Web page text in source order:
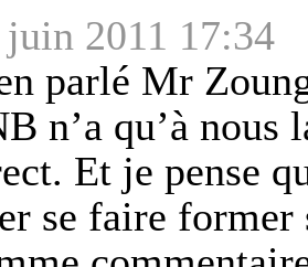
juin 2011 17:34
parlé Mr
n’a qu’à nous
Et je pense
se faire former